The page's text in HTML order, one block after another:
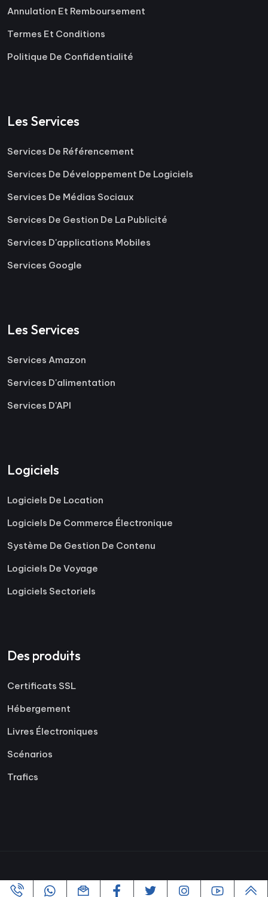
Annulation Et Remboursement
Termes Et Conditions
Politique De Confidentialité
Les Services
Services De Référencement
Services De Développement De Logiciels
Services De Médias Sociaux
Services De Gestion De La Publicité
Services D'applications Mobiles
Services Google
Les Services
Services Amazon
Services D'alimentation
Services D'API
Logiciels
Logiciels De Location
Logiciels De Commerce Électronique
Système De Gestion De Contenu
Logiciels De Voyage
Logiciels Sectoriels
Des produits
Certificats SSL
Hébergement
Livres Électroniques
Scénarios
Trafics
Copyright ©2005-2026 Tous les droits sont réservés |